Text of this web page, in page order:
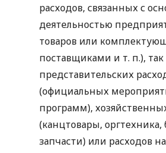
расходов, связанных с
деятельностью
товаров или
поставщиками и т. п.),
представительских
(официальных
программ),
(канцтовары,
запчасти) или расходов